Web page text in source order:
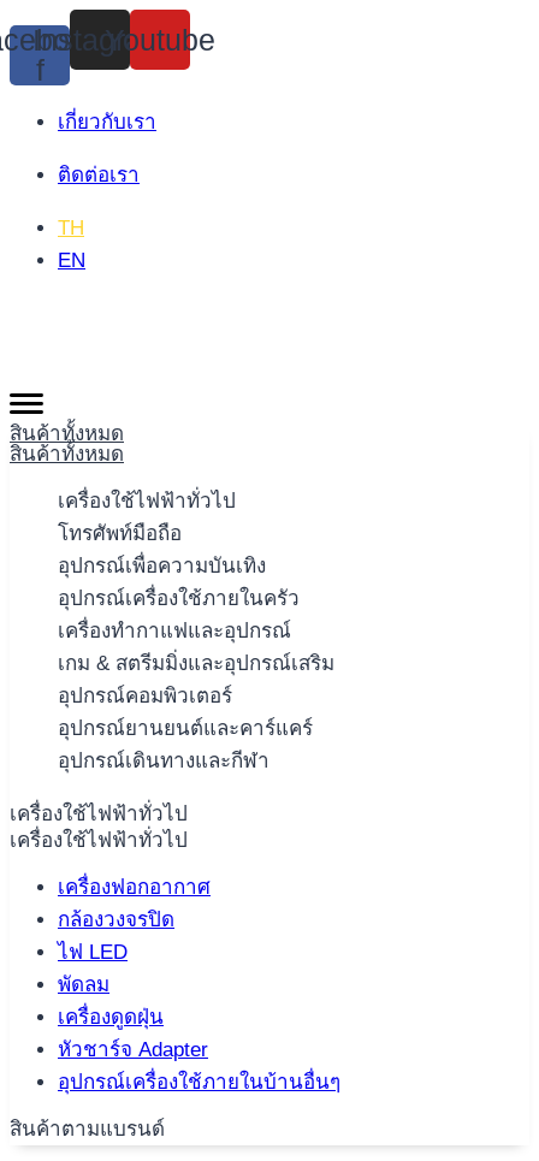
Skip
to
content
f
Instagram
Youtube
เกี่ยวกับเรา
ติดต่อเรา
TH
EN
สินค้าทั้งหมด
สินค้าทั้งหมด
เครื่องใช้ไฟฟ้าทั่วไป
โทรศัพท์มือถือ
อุปกรณ์เพื่อความบันเทิง
อุปกรณ์เครื่องใช้ภายในครัว
เครื่องทำกาแฟและอุปกรณ์
เกม & สตรีมมิ่งและอุปกรณ์เสริม
อุปกรณ์คอมพิวเตอร์
อุปกรณ์ยานยนต์และคาร์แคร์
อุปกรณ์เดินทางและกีฬา
เครื่องใช้ไฟฟ้าทั่วไป
เครื่องใช้ไฟฟ้าทั่วไป
เครื่องฟอกอากาศ
กล้องวงจรปิด
ไฟ LED
พัดลม
เครื่องดูดฝุ่น
หัวชาร์จ Adapter
อุปกรณ์เครื่องใช้ภายในบ้านอื่นๆ
สินค้าตามแบรนด์